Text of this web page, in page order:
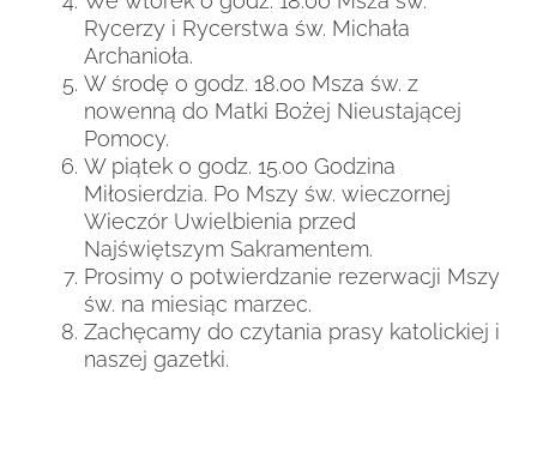
Rycerzy i Rycerstwa św. Michała
Archanioła.
W środę o godz. 18.00 Msza św. z
nowenną do Matki Bożej Nieustającej
Pomocy.
W piątek o godz. 15.00 Godzina
Miłosierdzia. Po Mszy św. wieczornej
Wieczór Uwielbienia przed
Najświętszym Sakramentem.
Prosimy o potwierdzanie rezerwacji Mszy
św. na miesiąc marzec.
Zachęcamy do czytania prasy katolickiej i
naszej gazetki.